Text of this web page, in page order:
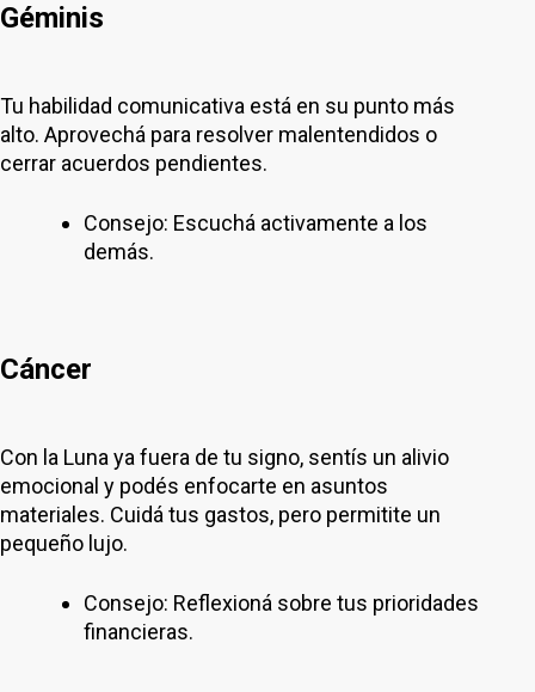
Géminis
Tu habilidad comunicativa está en su punto más
alto. Aprovechá para resolver malentendidos o
cerrar acuerdos pendientes.
Consejo: Escuchá activamente a los
demás.
Cáncer
Con la Luna ya fuera de tu signo, sentís un alivio
emocional y podés enfocarte en asuntos
materiales. Cuidá tus gastos, pero permitite un
pequeño lujo.
Consejo: Reflexioná sobre tus prioridades
financieras.